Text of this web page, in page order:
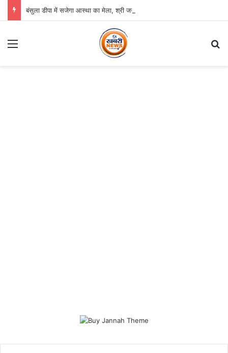
बंसुला डीपा में सजेगा आस्था का मेला, श्री जगन्नाथ झूलन रथयात्रा कल से